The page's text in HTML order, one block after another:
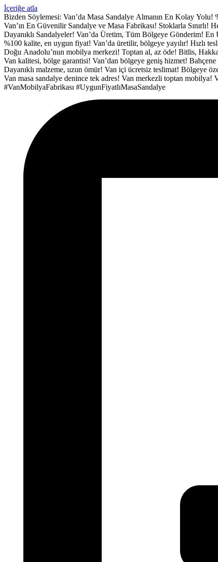
İçeriğe atla
Bizden Söylemesi: Van’da Masa Sandalye Almanın En Kolay Yolu!
Van’ın En Güvenilir Sandalye ve Masa Fabrikası! Stoklarla Sınırlı!
Dayanıklı Sandalyeler! Van’da Üretim, Tüm Bölgeye Gönderim! En
%100 kalite, en uygun fiyat! Van’da üretilir, bölgeye yayılır! Hızlı
Doğu Anadolu’nun mobilya merkezi! Toptan al, az öde! Bitlis,
Van kalitesi, bölge garantisi! Van’dan bölgeye geniş hizmet! Bahçene
Dayanıklı malzeme, uzun ömür! Van içi ücretsiz teslimat! Bölgeye
Van masa sandalye denince tek adres! Van merkezli toptan mobilya!
#VanMobilyaFabrikası #UygunFiyatlıMasaSandalye